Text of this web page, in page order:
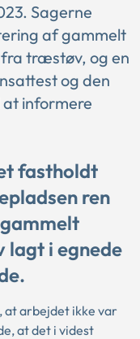
Sagerne
af gammelt
træstøv, og en
og den
informere
fastholdt
ren
lagt i egnede
arbejdet ikke var
at det i videst